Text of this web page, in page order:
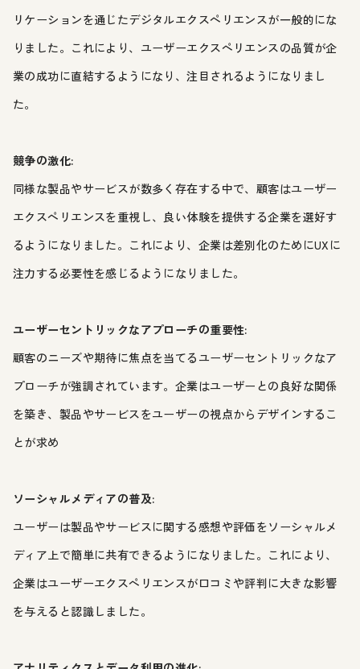
リケーションを通じたデジタルエクスペリエンスが一般的にな
りました。これにより、ユーザーエクスペリエンスの品質が企
業の成功に直結するようになり、注目されるようになりまし
た。
競争の激化:
同様な製品やサービスが数多く存在する中で、顧客はユーザー
エクスペリエンスを重視し、良い体験を提供する企業を選好す
るようになりました。これにより、企業は差別化のためにUXに
注力する必要性を感じるようになりました。
ユーザーセントリックなアプローチの重要性:
顧客のニーズや期待に焦点を当てるユーザーセントリックなア
プローチが強調されています。企業はユーザーとの良好な関係
を築き、製品やサービスをユーザーの視点からデザインするこ
とが求め
ソーシャルメディアの普及:
ユーザーは製品やサービスに関する感想や評価をソーシャルメ
ディア上で簡単に共有できるようになりました。これにより、
企業はユーザーエクスペリエンスが口コミや評判に大きな影響
を与えると認識しました。